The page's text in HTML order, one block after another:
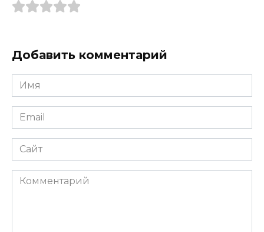
Добавить комментарий
Имя
*
Email
*
Сайт
Комментарий